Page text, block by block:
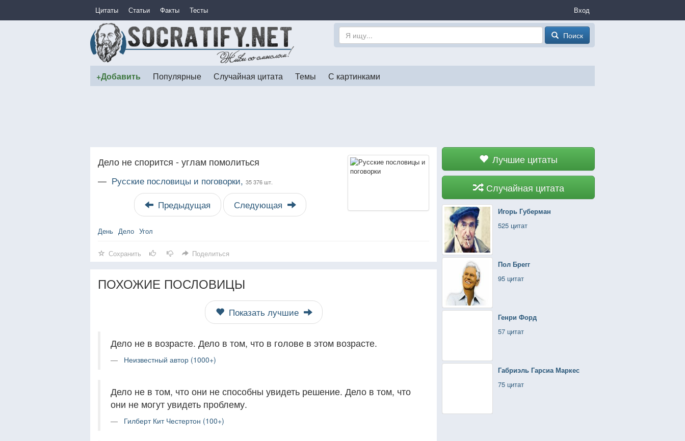
Цитаты Статьи Факты Тесты Вход
Поиск
+Добавить Популярные Случайная цитата Темы С картинками
Лучшие цитаты
Случайная цитата
Игорь Губерман
525 цитат
Пол Брегг
95 цитат
Генри Форд
57 цитат
Габриэль Гарсиа Маркес
75 цитат
Дело не спорится - углам помолиться
— Русские пословицы и поговорки, 35 376 шт.
Предыдущая Следующая
День Дело Угол
Сохранить Поделиться
ПОХОЖИЕ ПОСЛОВИЦЫ
Показать лучшие
Дело не в возрасте. Дело в том, что в голове в этом возрасте.
Неизвестный автор (1000+)
Дело не в том, что они не способны увидеть решение. Дело в том, что
они не могут увидеть проблему.
Гилберт Кит Честертон (100+)